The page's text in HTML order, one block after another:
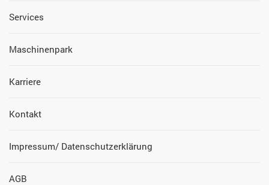
Services
Maschinenpark
2
Karriere
Kontakt
Impressum/ Datenschutzerklärung
AGB